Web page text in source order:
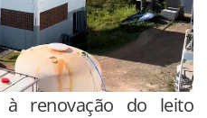
à renovação do leito